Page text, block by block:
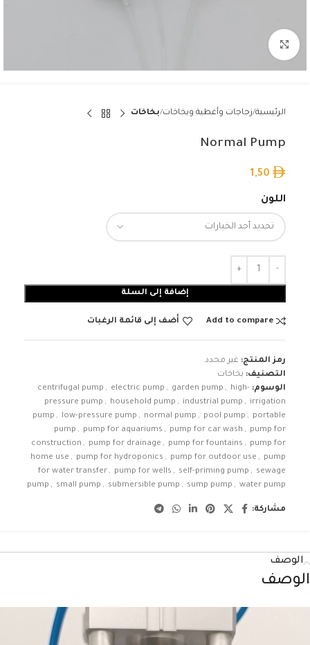
الرئيسية زجاجات وأغطية وبخاخات بخاخات
Normal Pump
1,50
اللون
إضافة إلى السلة
Add to compare أضف إلى قائمة الرغبات
رمز المنتج: غير محدد
التصنيف: بخاخات
الوسوم:
centrifugal pump , electric pump , garden pump , high-
pressure pump , household pump , industrial pump , irrigation
pump , low-pressure pump , normal pump , pool pump ,
portable
pump , pump for aquariums , pump for car wash ,
pump for
construction , pump for drainage , pump for fountains ,
pump for
home use , pump for hydroponics , pump for outdoor use ,
pump
for water transfer , pump for wells , self-priming pump , sewage
pump , small pump , submersible pump , sump pump , water pump
مشاركة:
الوصف
الوصف